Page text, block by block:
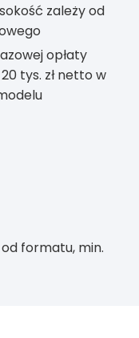
zależy od
opłaty
tys. zł netto w
formatu, min.